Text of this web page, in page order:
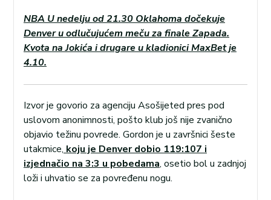
NBA U nedelju od 21.30 Oklahoma dočekuje
Denver u odlučujućem meču za finale Zapada.
Kvota na Jokića i drugare u kladionici MaxBet je
4.10.
Izvor je govorio za agenciju Asošijeted pres pod
uslovom anonimnosti, pošto klub još nije zvanično
objavio težinu povrede. Gordon je u završnici šeste
utakmice, koju je Denver dobio 119:107 i
izjednačio na 3:3 u pobedama, osetio bol u zadnjoj
loži i uhvatio se za povređenu nogu.